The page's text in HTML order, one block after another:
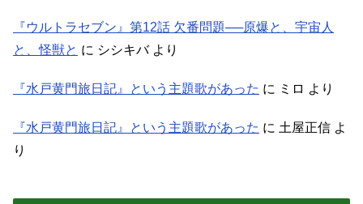
『ウルトラセブン』第12話 欠番問題──原爆と、宇宙人
と、怪獣と に シシキバより
『水戸黄門旅日記』という主題歌があった に ミロ より
『水戸黄門旅日記』という主題歌があった に 土屋正信 よ
り